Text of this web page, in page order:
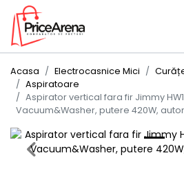
Acasa Electrocasnice Mici
Aspiratoare
Aspirator vertical fara fir Jimmy
Vacuum&Washer, putere 420W,
Previous